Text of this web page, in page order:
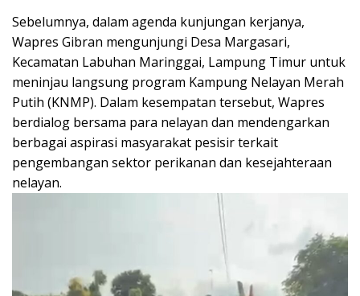
Sebelumnya, dalam agenda kunjungan kerjanya,
Wapres Gibran mengunjungi Desa Margasari,
Kecamatan Labuhan Maringgai, Lampung Timur untuk
meninjau langsung program Kampung Nelayan Merah
Putih (KNMP). Dalam kesempatan tersebut, Wapres
berdialog bersama para nelayan dan mendengarkan
berbagai aspirasi masyarakat pesisir terkait
pengembangan sektor perikanan dan kesejahteraan
nelayan.